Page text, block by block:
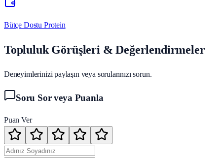
Bütçe Dostu Protein
Topluluk Görüşleri & Değerlendirmeler
Deneyimlerinizi paylaşın veya sorularınızı sorun.
Soru Sor veya Puanla
Puan Ver